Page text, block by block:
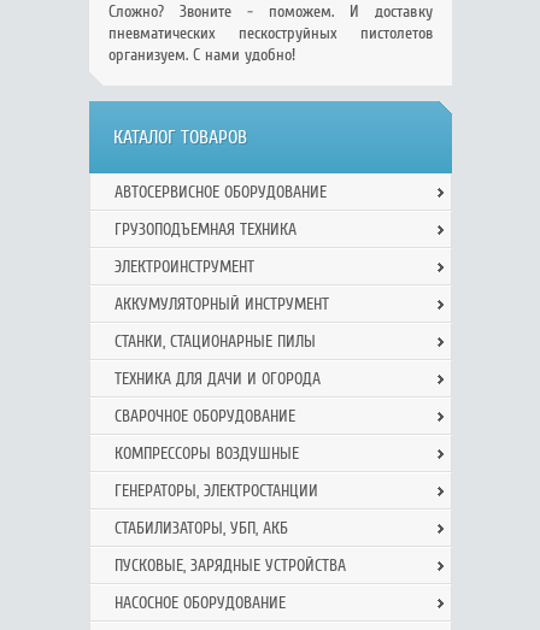
Сложно? Звоните - поможем. И доставку
пневматических пескоструйных пистолетов
организуем. С нами удобно!
КАТАЛОГ ТОВАРОВ
АВТОСЕРВИСНОЕ ОБОРУДОВАНИЕ
ГРУЗОПОДЪЕМНАЯ ТЕХНИКА
ЭЛЕКТРОИНСТРУМЕНТ
АККУМУЛЯТОРНЫЙ ИНСТРУМЕНТ
СТАНКИ, СТАЦИОНАРНЫЕ ПИЛЫ
ТЕХНИКА ДЛЯ ДАЧИ И ОГОРОДА
СВАРОЧНОЕ ОБОРУДОВАНИЕ
КОМПРЕССОРЫ ВОЗДУШНЫЕ
ГЕНЕРАТОРЫ, ЭЛЕКТРОСТАНЦИИ
СТАБИЛИЗАТОРЫ, УБП, АКБ
ПУСКОВЫЕ, ЗАРЯДНЫЕ УСТРОЙСТВА
НАСОСНОЕ ОБОРУДОВАНИЕ